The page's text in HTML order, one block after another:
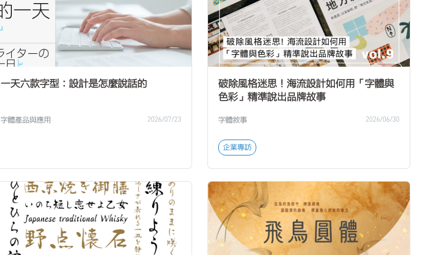
一天六款字型：設計是怎麼說話的
字體產品與應用 2026/07/23
破除風格迷思！海流設計如何用「字體與
色彩」精準說出品牌故事
字體敘事 2026/06/30
企業專訪